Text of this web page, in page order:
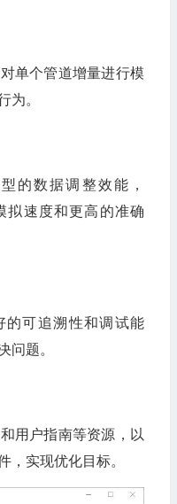
单个管道增量进行模
为。
的数据调整效能，
拟速度和更高的准确
的可追溯性和调试能
问题。
用户指南等资源，以
，实现优化目标。